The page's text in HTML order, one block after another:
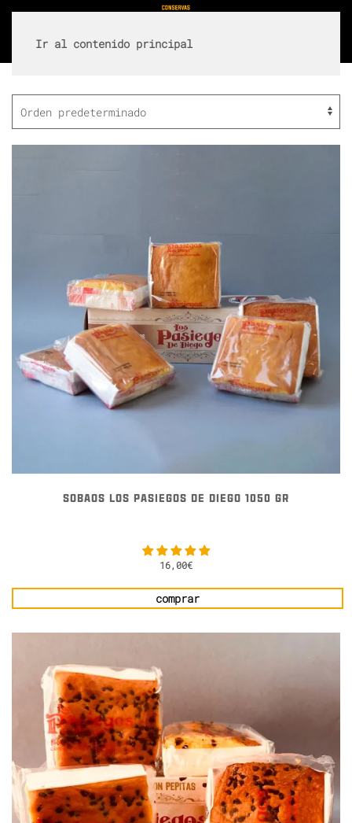
Ir al contenido principal
SOBAOS LOS PASIEGOS DE DIEGO 1050 GR
16,00€
comprar